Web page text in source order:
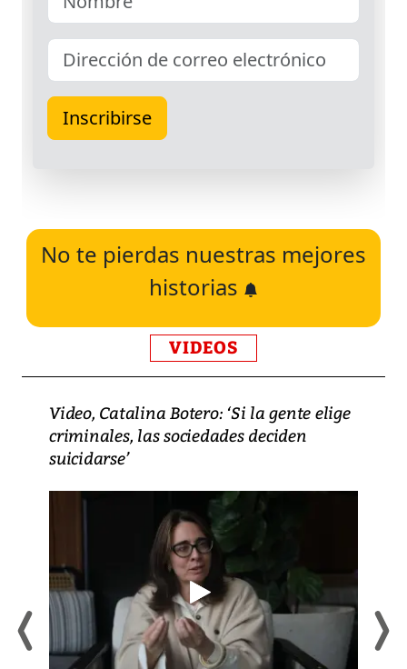
No te pierdas nuestras mejores
historias
VIDEOS
Video, Catalina Botero: ‘Si la gente elige
criminales, las sociedades deciden
suicidarse’